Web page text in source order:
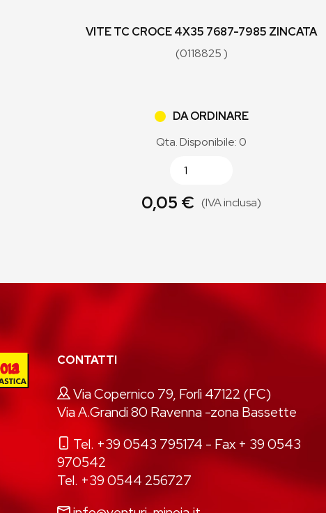
VITE TC CROCE 4X35 7687-7985 ZINCATA
(0118825 )
DA ORDINARE
Qta. Disponibile: 0
0,05 € (IVA inclusa)
CONTATTI
Via Copernico 79, Forlì 47122 (FC)
Via A.Grandi 80 Ravenna -zona Bassette
Tel. +39 0543 795174 - Fax + 39 0543
970542
Tel. +39 0544 256727